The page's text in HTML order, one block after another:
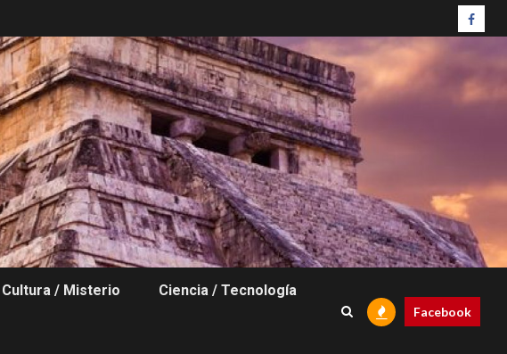
Cultura / Misterio Ciencia / Tecnología
Facebook